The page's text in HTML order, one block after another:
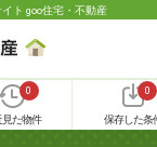
ト goo住宅・不動産
0
見た物件
0
保存した条